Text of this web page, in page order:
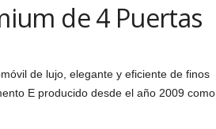
de 4 Puertas
de lujo, elegante y eficiente de finos
E producido desde el año 2009 como